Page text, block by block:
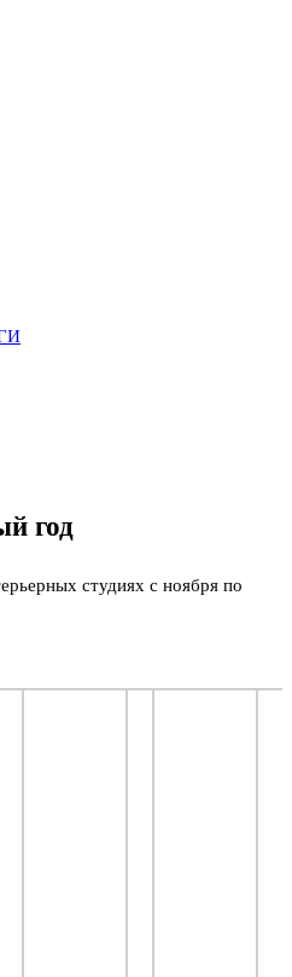
год
студиях с ноября по